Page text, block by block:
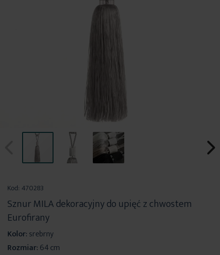
początek
galerii
Kod: 470283
Sznur MILA dekoracyjny do upięć z chwostem
Eurofirany
Kolor:srebrny
Rozmiar:64 cm